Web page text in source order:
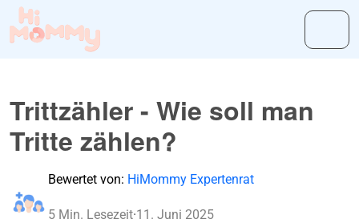
Trittzähler - Wie soll man
Tritte zählen?
Bewertet von: HiMommy Expertenrat
5 Min. Lesezeit·11. Juni 2025